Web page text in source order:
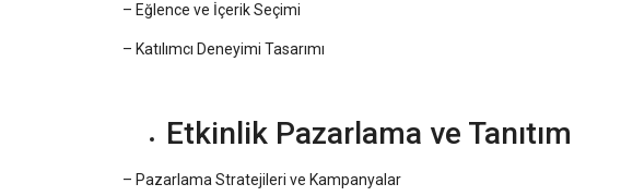
– Eğlence ve İçerik Seçimi
– Katılımcı Deneyimi Tasarımı
Etkinlik Pazarlama ve Tanıtım
– Pazarlama Stratejileri ve Kampanyalar